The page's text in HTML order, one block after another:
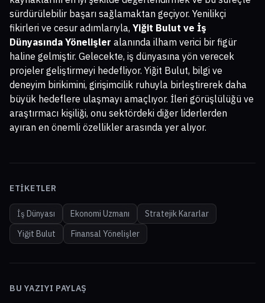
sürdürülebilir başarı sağlamaktan geçiyor. Yenilikçi
fikirleri ve cesur adımlarıyla, Yiğit Bulut ve İş
Dünyasında Yönelişler alanında ilham verici bir figür
haline gelmiştir. Gelecekte, iş dünyasına yön verecek
projeler geliştirmeyi hedefliyor. Yiğit Bulut, bilgi ve
deneyim birikimini, girişimcilik ruhuyla birleştirerek daha
büyük hedeflere ulaşmayı amaçlıyor. İleri görüşlülüğü ve
araştırmacı kişiliği, onu sektördeki diğer liderlerden
ayıran en önemli özellikler arasında yer alıyor.
ETIKETLER
İş Dünyası Ekonomi Uzmanı
Stratejik Kararlar
Yiğit Bulut
Finansal Yönelişler
BU YAZIYI PAYLAŞ